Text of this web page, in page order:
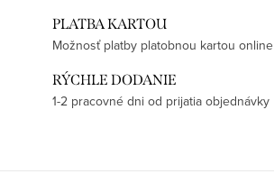
PLATBA KARTOU
Možnosť platby platobnou kartou online
RÝCHLE DODANIE
1-2 pracovné dni od prijatia objednávky